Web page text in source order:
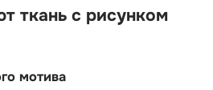
ткань с рисунком
мотива